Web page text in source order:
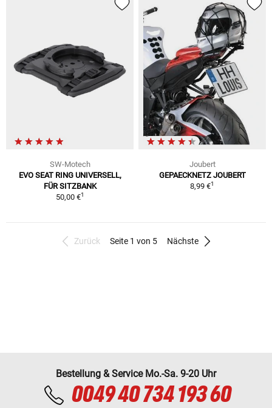
SW-Motech
EVO SEAT RING UNIVERSELL,
FÜR SITZBANK
50,00 €1
Joubert
GEPAECKNETZ JOUBERT
8,99 €1
Zurück Seite 1 von 5 Nächste
Bestellung & Service Mo.-Sa. 9-20 Uhr
0049 40 734 193 60